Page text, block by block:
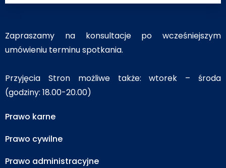
Zapraszamy na konsultacje po wcześniejszym
umówieniu terminu spotkania.
Przyjęcia Stron możliwe także: wtorek – środa
(godziny: 18.00-20.00)
Prawo karne
Prawo cywilne
Prawo administracyjne